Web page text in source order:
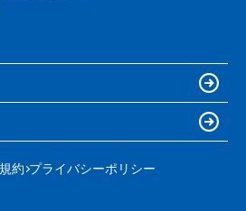
約 プライバシーポリシー